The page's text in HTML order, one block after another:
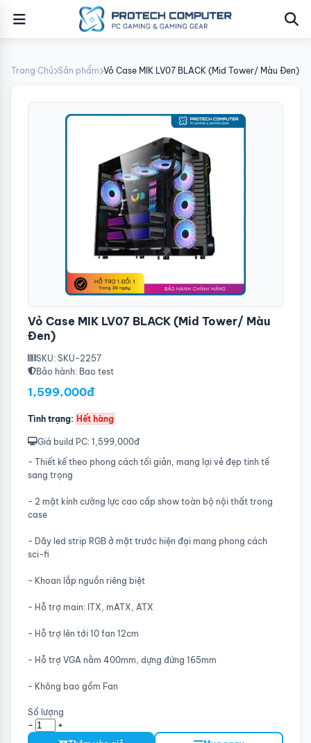
Trang Chủ Sản phẩm Vỏ Case MIK LV07 BLACK (Mid Tower/ Màu Đen)
Vỏ Case MIK LV07 BLACK (Mid Tower/ Màu
Đen)
SKU: SKU-2257
Bảo hành: Bao test
1,599,000đ
Tình trạng: Hết hàng
Giá build PC: 1,599,000đ
- Thiết kế theo phong cách tối giản, mang lại vẻ đẹp tinh tế
sang trọng
- 2 mặt kính cường lực cao cấp show toàn bộ nội thất trong
case
- Dãy led strip RGB ở mặt trước hiện đại mang phong cách
sci-fi
- Khoan lắp nguồn riêng biệt
- Hỗ trợ main: ITX, mATX, ATX
- Hỗ trợ lên tới 10 fan 12cm
- Hỗ trợ VGA nằm 400mm, dựng đứng 165mm
- Không bao gồm Fan
Số lượng
- +